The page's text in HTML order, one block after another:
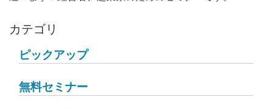
カテゴリ
ピックアップ
無料セミナー